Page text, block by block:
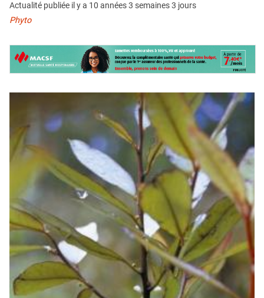
CONTACT
Actualité publiée il y a 10 années 3 semaines 3 jours
Phyto